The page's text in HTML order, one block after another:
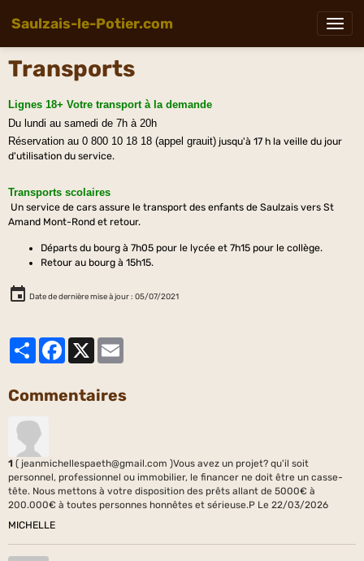
Saulzais-le-Potier.com
Transports
Lignes 18+ Votre transport à la demande
Du lundi au samedi de 7h à 20h
Réservation au 0 800 10 18 18 (appel grauit) jusqu'à 17 h la veille du jour
d'utilisation du service.
Transports scolaires
Un service de cars assure le transport des enfants de Saulzais vers St
Amand Mont-Rond et retour.
Départs du bourg à 7h05 pour le lycée et 7h15 pour le collège.
Retour au bourg à 15h15.
Date de dernière mise à jour : 05/07/2021
PartagerFacebook
X
Commentaires
1 ( jeanmichellespaeth@gmail.com )Vous avez un projet? qu'il soit
personnel, professionnel ou immobilier, le financer ne doit être un casse-
tête. Nous mettons à votre disposition des prêts allant de 5000€ à
200.000€ à toutes personnes honnêtes et sérieuse.P Le 22/03/2026
MICHELLE